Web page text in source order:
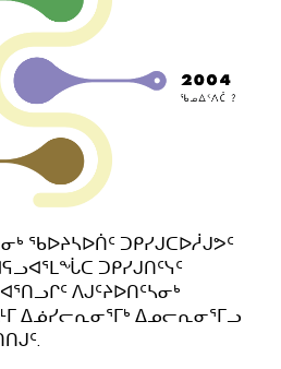
ᖃᐅᔨᓴᐅᑏᑦ ᑐᑭᓯᒍᑕᐅᓲᒍᕗᑦ
ᑐᑭᓯᒍᑎᑦᓭᑦ
ᐱᒍᑦᔨᐅᑎᑦᓴᓂᒃ
ᐃᓅᓯᓕᕆᓂᕐᒥᒃ ᐃᓄᓕᕆᓂᕐᒥᓗ